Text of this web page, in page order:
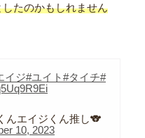
たのかもしれません
イジ#ユイト#タイチ#
んエイジくん推し🐨
10, 2023